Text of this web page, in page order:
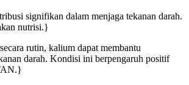
signifikan dalam menjaga tekanan darah.
nutrisi.}
rutin, kalium dapat membantu
darah. Kondisi ini berpengaruh positif